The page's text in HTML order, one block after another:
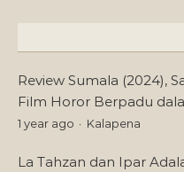
Review Sumala (2024),
Film Horor Berpadu
1 year ago Kalapena
La Tahzan dan Ipar